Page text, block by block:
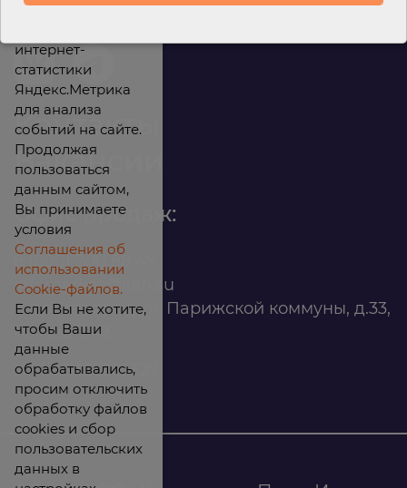
Контакты
Вакансии
Офис продаж:
infomarket@ilan.su
г. Красноярск, ул. Парижской коммуны, д.33,
помещ. 302
ИНН: 2465263327
работы сайта, а
интернет-
статистики
Яндекс.Метрика
для анализа
событий на сайте.
Продолжая
пользоваться
данным сайтом,
Вы принимаете
условия
Соглашения об
использовании
Cookie-файлов.
Если Вы не хотите,
чтобы Ваши
данные
обрабатывались,
просим отключить
обработку файлов
cookies и сбор
пользовательских
данных в